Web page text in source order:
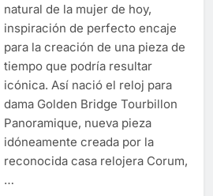
natural de la mujer de hoy,
inspiración de perfecto encaje
para la creación de una pieza de
tiempo que podría resultar
icónica. Así nació el reloj para
dama Golden Bridge Tourbillon
Panoramique, nueva pieza
idóneamente creada por la
reconocida casa relojera Corum,
…